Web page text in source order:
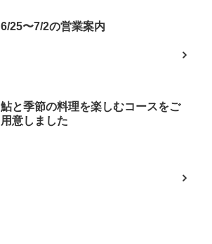
6/25〜7/2の営業案内
鮎と季節の料理を楽しむコースをご
用意しました